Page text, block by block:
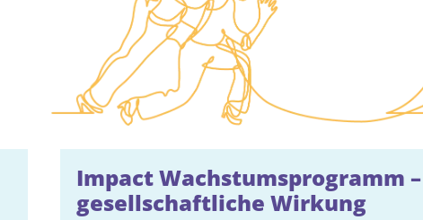
Impact Wachstumsprogramm
gesellschaftliche Wirkung